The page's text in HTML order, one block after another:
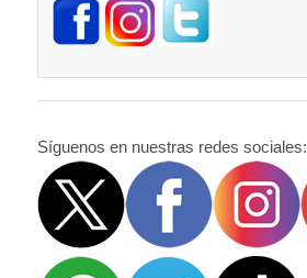
Síguenos en nuestras redes sociales: